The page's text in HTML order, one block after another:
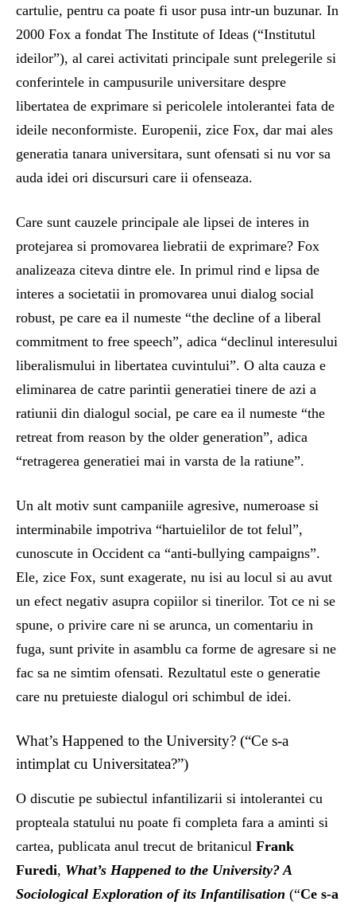
cartulie, pentru ca poate fi usor pusa intr-un buzunar. In
2000 Fox a fondat The Institute of Ideas (“Institutul
ideilor”), al carei activitati principale sunt prelegerile si
conferintele in campusurile universitare despre
libertatea de exprimare si pericolele intolerantei fata de
ideile neconformiste. Europenii, zice Fox, dar mai ales
generatia tanara universitara, sunt ofensati si nu vor sa
auda idei ori discursuri care ii ofenseaza.
Care sunt cauzele principale ale lipsei de interes in
protejarea si promovarea liebratii de exprimare? Fox
analizeaza citeva dintre ele. In primul rind e lipsa de
interes a societatii in promovarea unui dialog social
robust, pe care ea il numeste “the decline of a liberal
commitment to free speech”, adica “declinul interesului
liberalismului in libertatea cuvintului”. O alta cauza e
eliminarea de catre parintii generatiei tinere de azi a
ratiunii din dialogul social, pe care ea il numeste “the
retreat from reason by the older generation”, adica
“retragerea generatiei mai in varsta de la ratiune”.
Un alt motiv sunt campaniile agresive, numeroase si
interminabile impotriva “hartuielilor de tot felul”,
cunoscute in Occident ca “anti-bullying campaigns”.
Ele, zice Fox, sunt exagerate, nu isi au locul si au avut
un efect negativ asupra copiilor si tinerilor. Tot ce ni se
spune, o privire care ni se arunca, un comentariu in
fuga, sunt privite in asamblu ca forme de agresare si ne
fac sa ne simtim ofensati. Rezultatul este o generatie
care nu pretuieste dialogul ori schimbul de idei.
What’s Happened to the University? (“Ce s-a
intimplat cu Universitatea?”)
O discutie pe subiectul infantilizarii si intolerantei cu
propteala statului nu poate fi completa fara a aminti si
cartea, publicata anul trecut de britanicul Frank
Furedi, What’s Happened to the University? A
Sociological Exploration of its Infantilisation (“Ce s-a